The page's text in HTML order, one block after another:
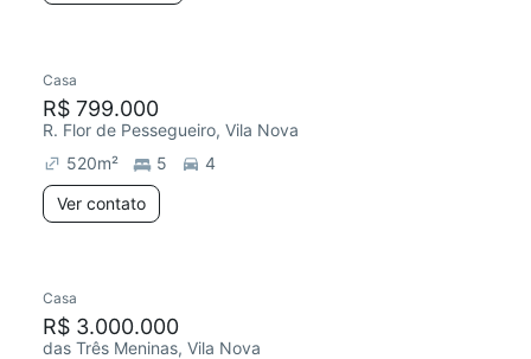
Casa
R$ 799.000
R. Flor de Pessegueiro, Vila Nova
520m² 5
4
Ver contato
Casa
R$ 3.000.000
das Três Meninas, Vila Nova